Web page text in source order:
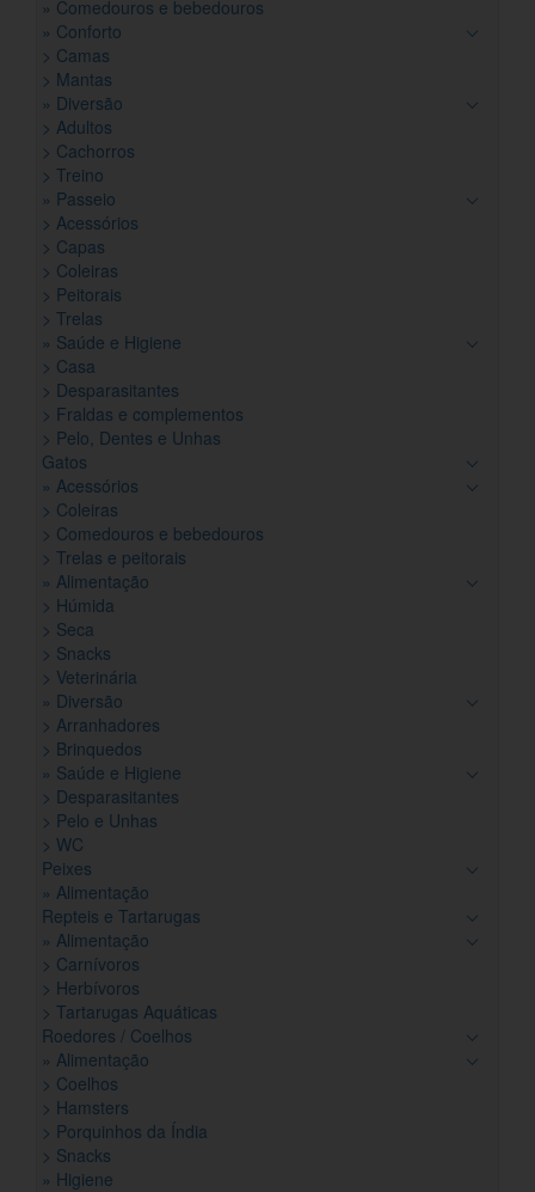
» Comedouros e bebedouros
» Conforto
> Camas
> Mantas
» Diversão
> Adultos
> Cachorros
> Treino
» Passeio
> Acessórios
> Capas
> Coleiras
> Peitorais
> Trelas
» Saúde e Higiene
> Casa
> Desparasitantes
> Fraldas e complementos
> Pelo, Dentes e Unhas
Gatos
» Acessórios
> Coleiras
> Comedouros e bebedouros
> Trelas e peitorais
» Alimentação
> Húmida
> Seca
> Snacks
> Veterinária
» Diversão
> Arranhadores
> Brinquedos
» Saúde e Higiene
> Desparasitantes
> Pelo e Unhas
> WC
Peixes
» Alimentação
Repteis e Tartarugas
» Alimentação
> Carnívoros
> Herbívoros
> Tartarugas Aquáticas
Roedores / Coelhos
» Alimentação
> Coelhos
> Hamsters
> Porquinhos da Índia
> Snacks
» Higiene